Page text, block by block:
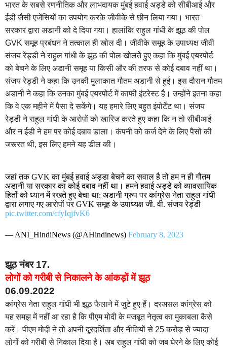
भारत के सबसे रणनीतिक और लाभदायक मुंबई हवाई अड्डे को सीबीआई और
ईडी जैसी एजेंसियों का उपयोग करके जीवीके से छीन लिया गया। भारत
सरकार द्वारा अडानी को दे दिया गया। हालांकि राहुल गांधी के झूठ की पोल
GVK समूह प्रबंधन ने तत्काल ही खोल दी। जीवीके समूह के उपाध्यक्ष जीवी
संजय रेड्डी ने राहुल गांधी के झूठ की पोल खोलते हुए कहा कि मुंबई एयरपोर्ट
को बेचने के लिए अडानी समूह या किसी और की तरफ से कोई दबाव नहीं था।
संजय रेड्डी ने कहा कि उनकी मुलाकात गौतम अडानी से हुई। इस दौरान गौतम
अडानी ने कहा कि उनका मुंबई एयरपोर्ट में काफी इंटरेस्ट है। उन्होंने इतना कहा
कि वे एक महीने में पैसा दे सकेंगे। यह हमारे लिए बहुत इंपोर्टेंट था। संजय
रेड्डी ने राहुल गांधी के आरोपों को खारिज करते हुए कहा कि न तो सीबीआई
और न ईडी ने हम पर कोई दबाव डाला। कंपनी को कर्ज देने के लिए पैसों की
जरूरत थी, इस लिए हमने यह डील की।
जहां तक GVK का मुंबई हवाई अड्डा बेचने का सवाल है तो हम न ही गौतम
अडानी या सरकार का कोई दबाव नहीं था। हमने हवाई अड्डे को व्यावसायिक
हितों को ध्यान में रखते हुए बेचा था: अडानी ग्रुप पर कांग्रेस नेता राहुल गांधी
द्वारा लगाए गए आरोपों पर GVK समूह के उपाध्यक्ष जी. वी. संजय रेड्डी
pic.twitter.com/cfyIqjfvK6
— ANI_HindiNews (@AHindinews) February 8, 2023
झूठ नंबर 17.
लोगों को गरीबी से निकालने के आंकड़ों में झूठ
06.09.2022
कांग्रेस नेता राहुल गांधी भी झूठ फैलाने में जुटे हुए हैं। दरअसल कांग्रेस को
यह समझ में नहीं आ रहा है कि पीएम मोदी के मजबूत नेतृत्व का मुकाबला कैसे
करें। पीएम मोदी ने तो अपनी दूरदर्शिता और नीतियों से 25 करोड़ से ज्यादा
लोगों को गरीबी से निकाल दिया है। अब राहुल गांधी को जब घेरने के लिए कोई